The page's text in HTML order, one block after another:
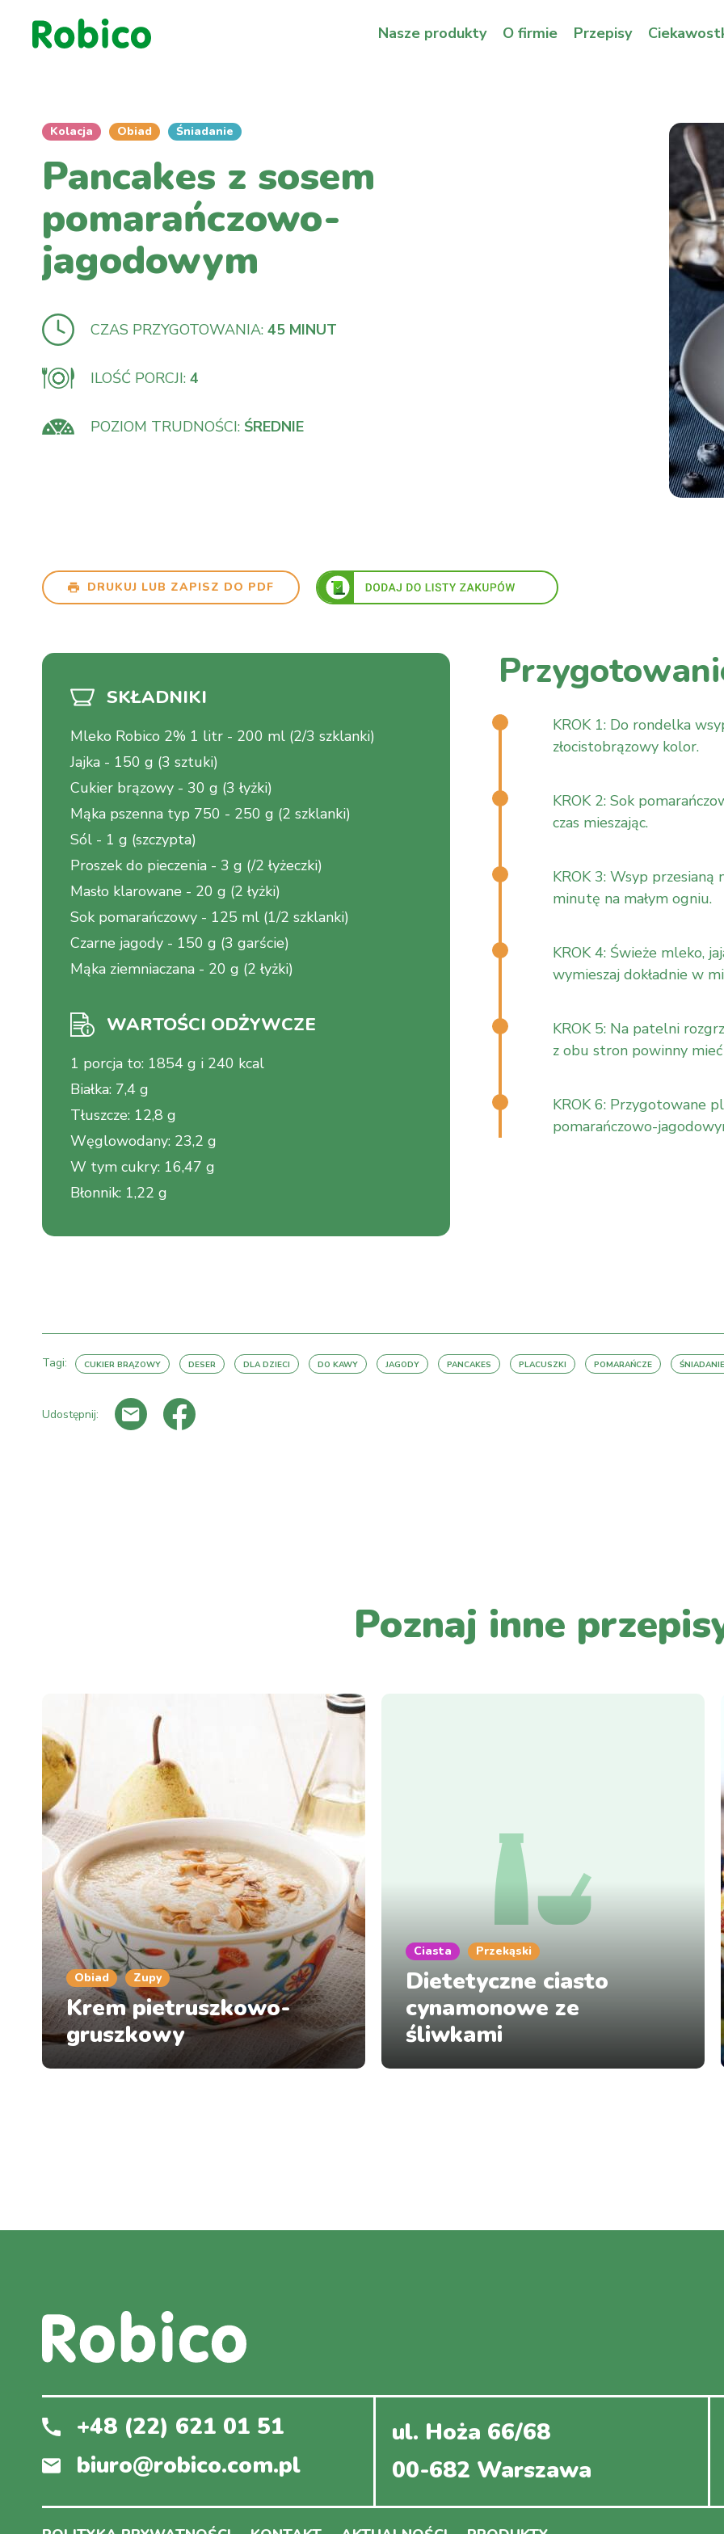
Nasze produkty O firmie Przepisy
Kolacja Obiad Śniadanie
Pancakes z sosem
pomarańczowo-
jagodowym
CZAS PRZYGOTOWANIA: 45 MINUT
ILOŚĆ PORCJI: 4
POZIOM TRUDNOŚCI: ŚREDNIE
DRUKUJ LUB ZAPISZ DO PDF
SKŁADNIKI
Mleko Robico 2% 1 litr - 200 ml (2/3 szklanki)
Jajka - 150 g (3 sztuki)
Cukier brązowy - 30 g (3 łyżki)
Mąka pszenna typ 750 - 250 g (2 szklanki)
Sól - 1 g (szczypta)
Proszek do pieczenia - 3 g (/2 łyżeczki)
Masło klarowane - 20 g (2 łyżki)
Sok pomarańczowy - 125 ml (1/2 szklanki)
Czarne jagody - 150 g (3 garście)
Mąka ziemniaczana - 20 g (2 łyżki)
WARTOŚCI ODŻYWCZE
1 porcja to: 1854 g i 240 kcal
Białka: 7,4 g
Tłuszcze: 12,8 g
Węglowodany: 23,2 g
W tym cukry: 16,47 g
Błonnik: 1,22 g
KROK 1: Do rondelka
złocistobrązowy kolor.
KROK 2: Sok
czas mieszając.
KROK 3: Wsyp
minutę na małym ogniu.
KROK 4: Świeże mleko,
wymieszaj dokładnie w
KROK 5: Na patelni
z obu stron powinny
KROK 6: Przygotowane
pomarańczowo-
Tagi: CUKIER BRĄZOWY DESER DLA DZIECI DO KAWY JAGODY PANCAKES PLACUSZKI POMARAŃCZE ŚNIADANIE
Udostępnij:
Poznaj inne
Obiad Zupy
Krem pietruszkowo-
gruszkowy
Ciasta Przekąski
Dietetyczne ciasto
cynamonowe ze
śliwkami
+48 (22) 621 01 51
biuro@robico.com.pl
ul. Hoża 66/68
00-682 Warszawa